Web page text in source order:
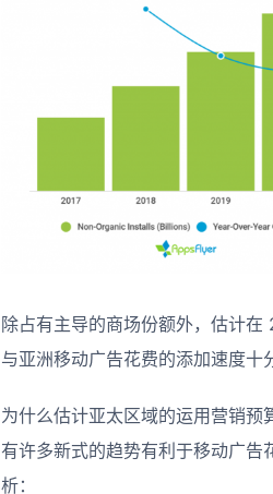
除占有主导的商场份额外，估计
与亚洲移动广告花费的添加速度十
为什么估计亚太区域的运用营销预
有许多新式的趋势有利于移动广
析：